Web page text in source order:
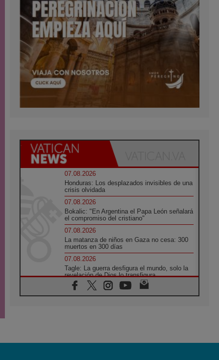
07.08.2026
Honduras: Los desplazados invisibles de una
crisis olvidada
07.08.2026
Bokalic: "En Argentina el Papa León señalará
el compromiso del cristiano"
07.08.2026
La matanza de niños en Gaza no cesa: 300
muertos en 300 días
07.08.2026
Tagle: La guerra desfigura el mundo, solo la
revelación de Dios lo transfigura
07.08.2026
Presentada la Trienal de Arte de las